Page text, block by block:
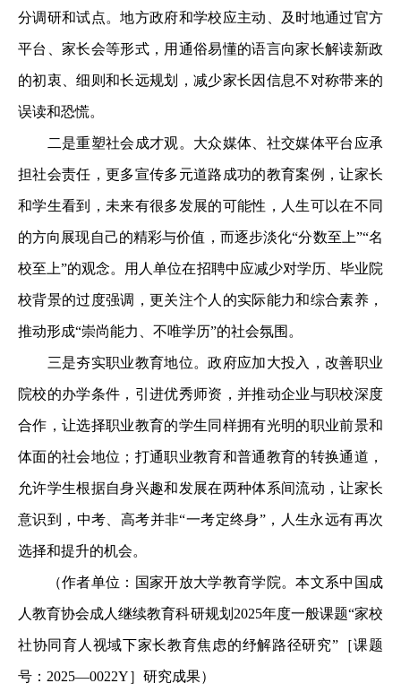
分调研和试点。地方政府和学校应主动、及时地通过官方
平台、家长会等形式，用通俗易懂的语言向家长解读新政
的初衷、细则和长远规划，减少家长因信息不对称带来的
误读和恐慌。
二是重塑社会成才观。大众媒体、社交媒体平台应承
担社会责任，更多宣传多元道路成功的教育案例，让家长
和学生看到，未来有很多发展的可能性，人生可以在不同
的方向展现自己的精彩与价值，而逐步淡化“分数至上”“名
校至上”的观念。用人单位在招聘中应减少对学历、毕业院
校背景的过度强调，更关注个人的实际能力和综合素养，
推动形成“崇尚能力、不唯学历”的社会氛围。
三是夯实职业教育地位。政府应加大投入，改善职业
院校的办学条件，引进优秀师资，并推动企业与职校深度
合作，让选择职业教育的学生同样拥有光明的职业前景和
体面的社会地位；打通职业教育和普通教育的转换通道，
允许学生根据自身兴趣和发展在两种体系间流动，让家长
意识到，中考、高考并非“一考定终身”，人生永远有再次
选择和提升的机会。
（作者单位：国家开放大学教育学院。本文系中国成
人教育协会成人继续教育科研规划2025年度一般课题“家校
社协同育人视域下家长教育焦虑的纾解路径研究”［课题
号：2025—0022Y］研究成果）